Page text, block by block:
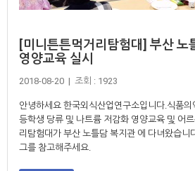
[미니튼튼먹거리탐험대] 부산 노
영양교육 실시
2018-08-20 | 조회 : 1923
안녕하세요 한국외식산업연구소입니다.식품
등학생 당류 및 나트륨 저감화 영양교육 및 어
리탐험대가 부산 노틀담 복지관 에 다녀왔습니
그를 참고해주세요.